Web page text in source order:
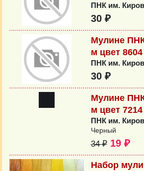
ПНК им.
30 ₽
Мулине
м цвет 8604
ПНК им.
30 ₽
Мулине
м цвет
ПНК им.
Черный
34 ₽ 19 ₽
Набор